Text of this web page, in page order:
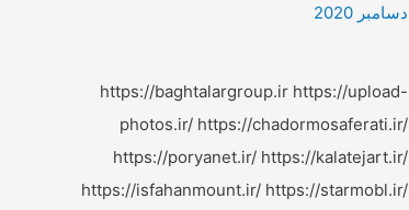
دسامبر 2020
https://baghtalargroup.ir https://upload-
photos.ir/ https://chadormosaferati.ir/
https://poryanet.ir/ https://kalatejart.ir/
https://isfahanmount.ir/ https://starmobl.ir/